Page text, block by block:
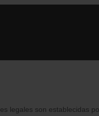
legales son establecidas